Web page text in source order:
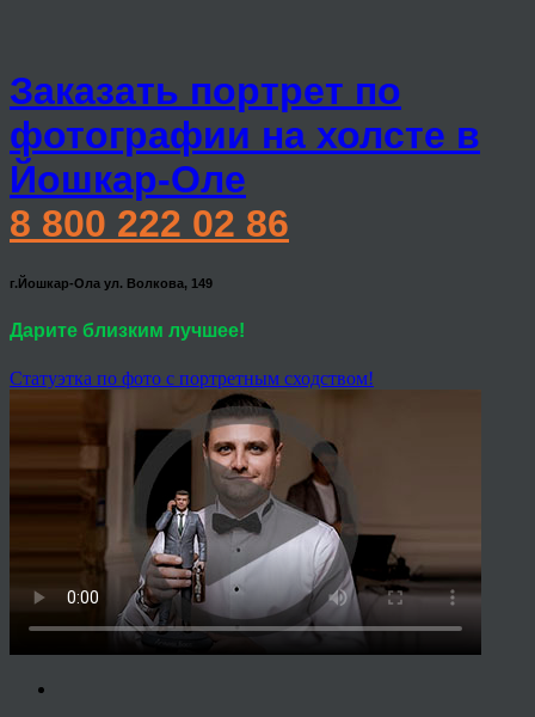
Заказать портрет по
фотографии на холсте в
Йошкар-Оле
8 800 222 02 86
г.Йошкар-Ола ул. Волкова, 149
Дарите близким лучшее!
Статуэтка по фото с портретным сходством!